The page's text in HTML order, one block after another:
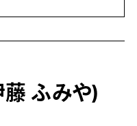
藤 ふみや)